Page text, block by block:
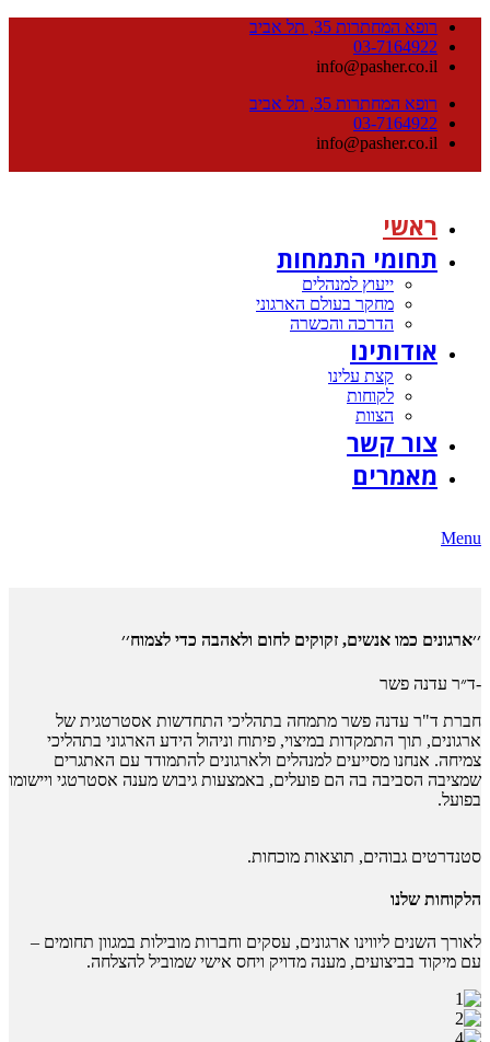
רופא המחתרות 35, תל אביב
03-7164922
info@pasher.co.il
רופא המחתרות 35, תל אביב
03-7164922
info@pasher.co.il
ראשי
תחומי התמחות
ייעוץ למנהלים
מחקר בעולם הארגוני
הדרכה והכשרה
אודותינו
קצת עלינו
לקוחות
הצוות
צור קשר
מאמרים
Menu
׳׳ארגונים כמו אנשים, זקוקים לחום ולאהבה כדי לצמוח׳׳
-ד״ר עדנה פשר
חברת ד"ר עדנה פשר מתמחה בתהליכי התחדשות אסטרטגית של
ארגונים, תוך התמקדות במיצוי, פיתוח וניהול הידע הארגוני בתהליכי
צמיחה. אנחנו מסייעים למנהלים ולארגונים להתמודד עם האתגרים
שמציבה הסביבה בה הם פועלים, באמצעות גיבוש מענה אסטרטגי ויישומו
בפועל.
סטנדרטים גבוהים, תוצאות מוכחות.
הלקוחות שלנו
לאורך השנים ליווינו ארגונים, עסקים וחברות מובילות במגוון תחומים –
עם מיקוד בביצועים, מענה מדויק ויחס אישי שמוביל להצלחה.